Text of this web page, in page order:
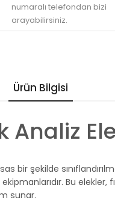
numaralı telefondan bizi
arayabilirsiniz.
Ürün Bilgisi
Analiz
bir şekilde
Bu elekler,
sunar.